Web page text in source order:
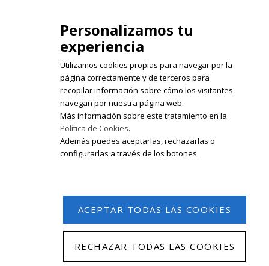
Registrate en nuestro boletín de
noticias
© 2026 Isabel Olleta. Todos los derechos reservados.
Personalizamos tu
experiencia
Utilizamos cookies propias para navegar por la
página correctamente y de terceros para
recopilar información sobre cómo los visitantes
navegan por nuestra página web.
Más información sobre este tratamiento en la
Política de Cookies.
Además puedes aceptarlas, rechazarlas o
configurarlas a través de los botones.
ACEPTAR TODAS LAS COOKIES
RECHAZAR TODAS LAS COOKIES